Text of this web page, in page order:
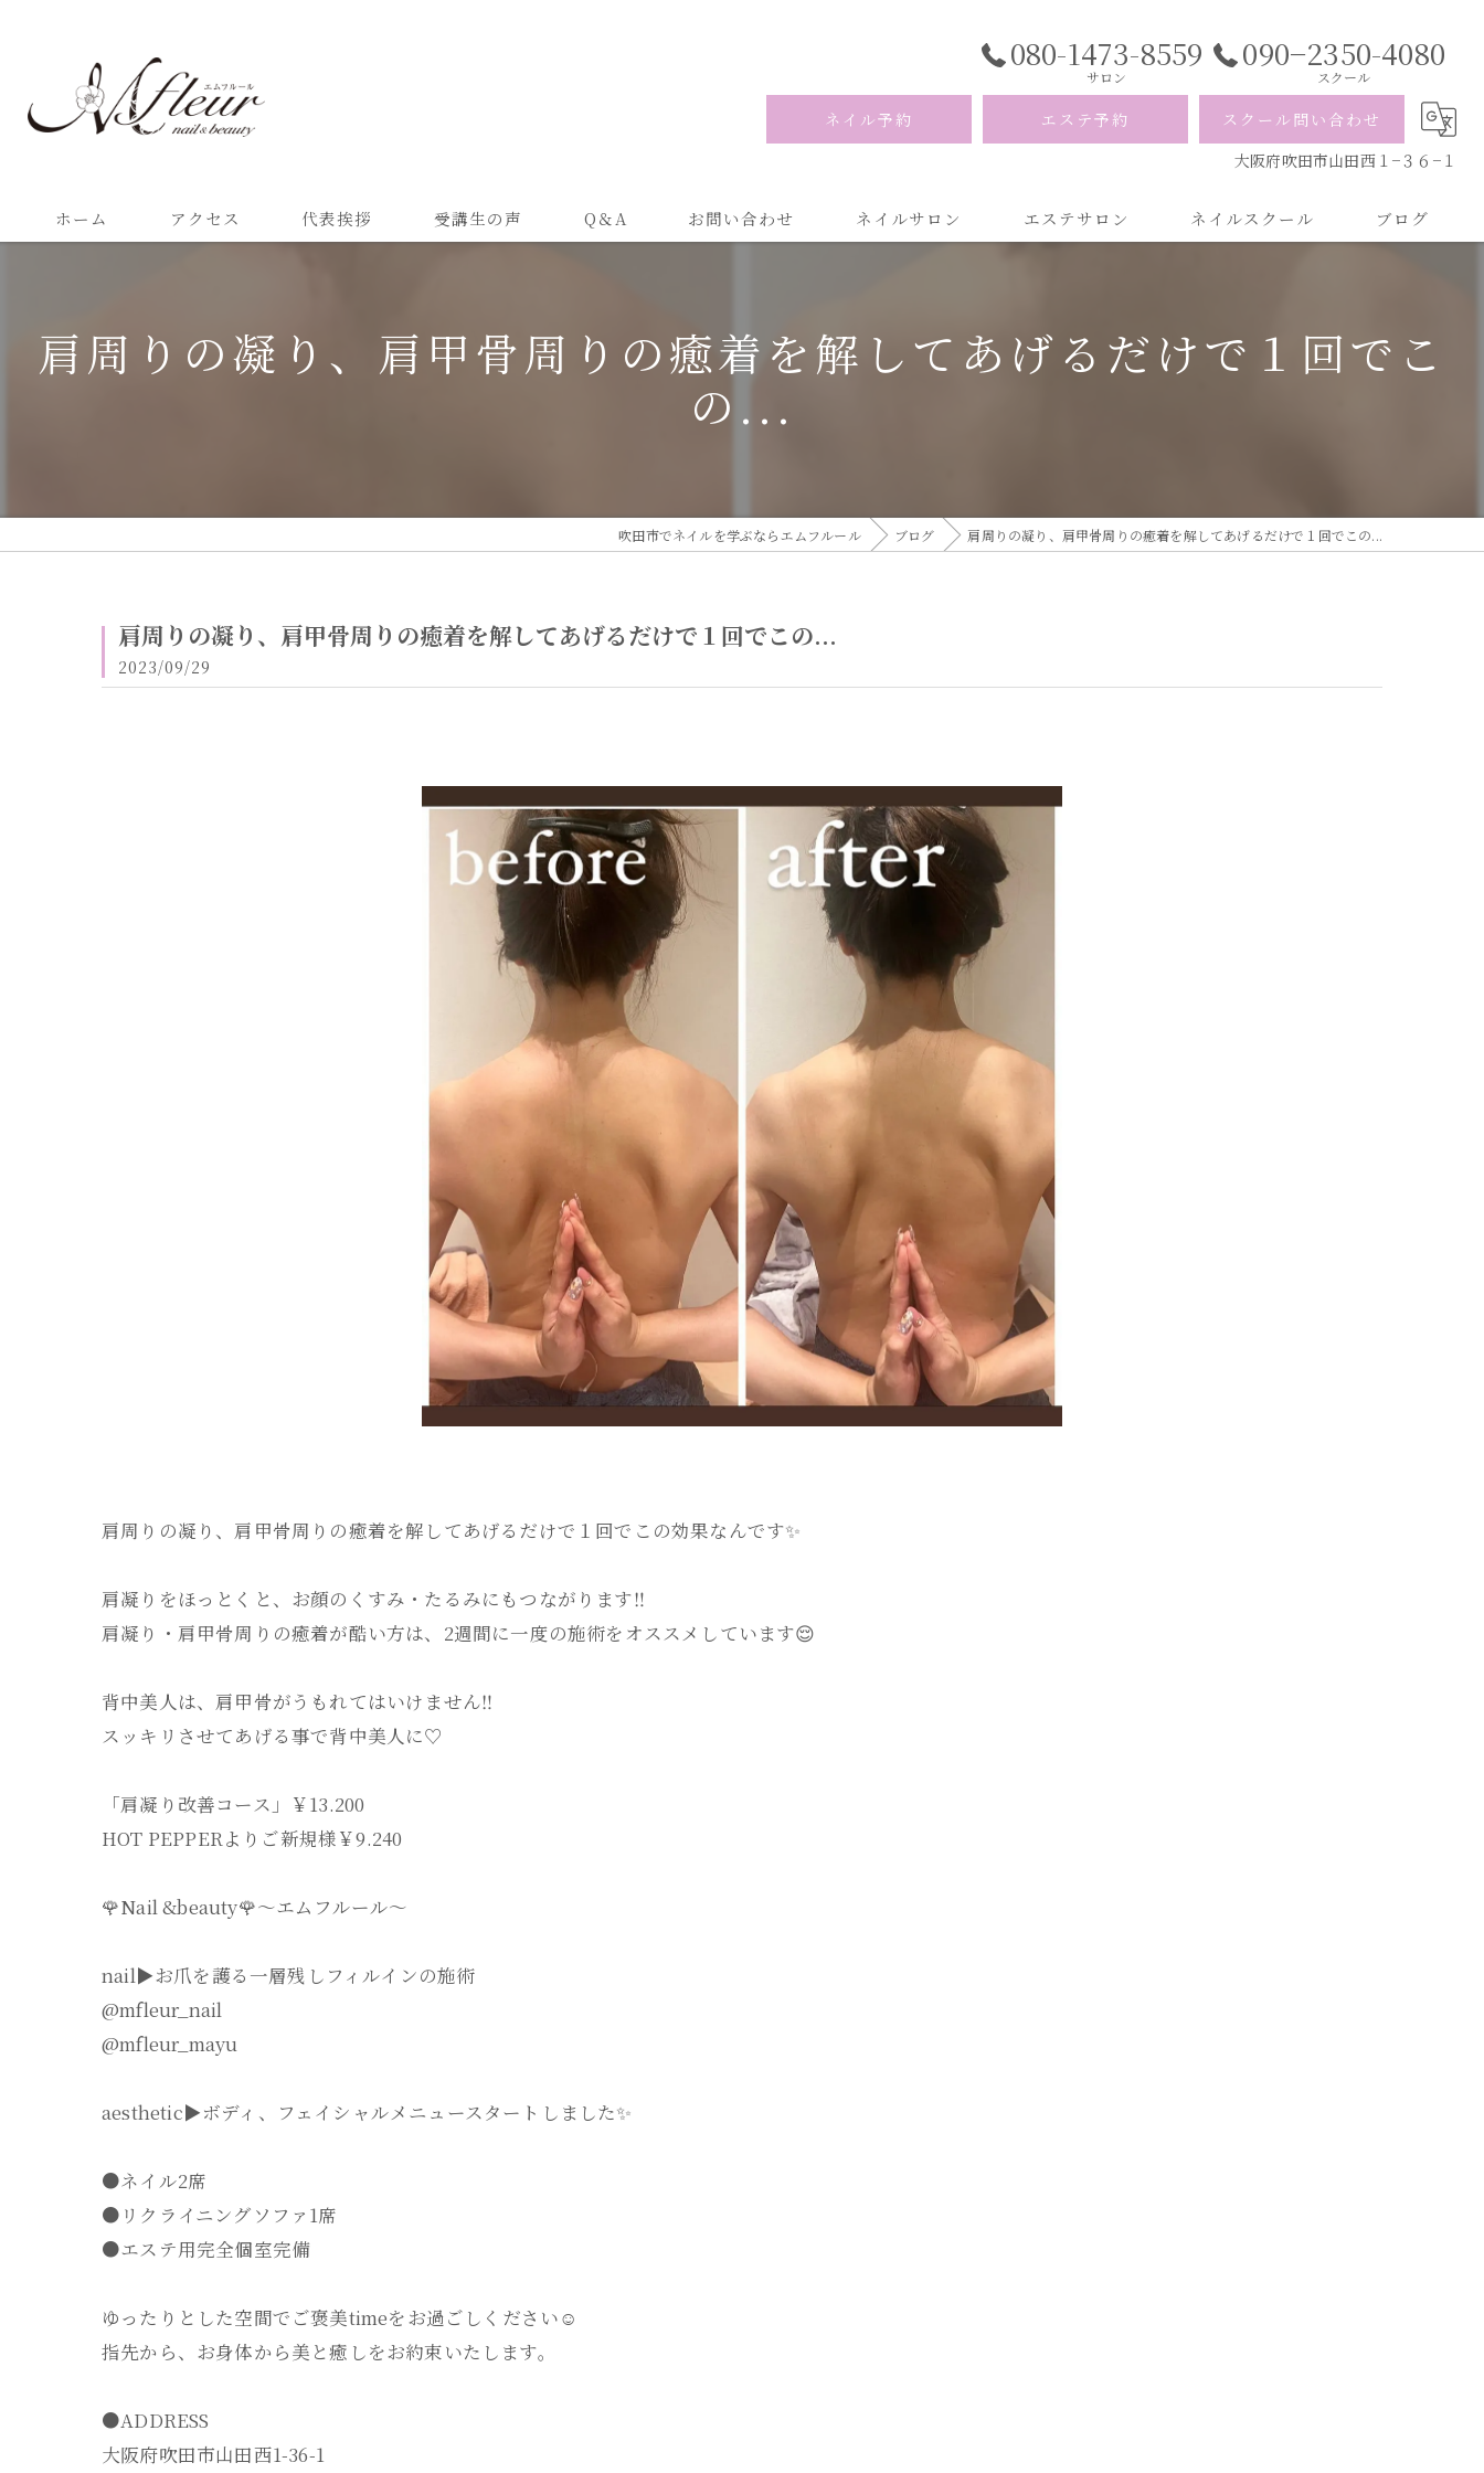
080-1473-8559
サロン
090−2350-4080
スクール
ネイル予約 スクール問い合わせ
エステ予約
大阪府吹田市山田西１−３６−１
ホーム アクセス 代表挨拶 受講生の声 Q＆A お問い合わせ ネイルサロン エステサロン ネイルスクール ブログ
肩周りの凝り、肩甲骨周りの癒着を解してあげるだけで１回でこ
の...
吹田市でネイルを学ぶならエムフルール ブログ 肩周りの凝り、肩甲骨周りの癒着を解してあげるだけで１回でこの...
肩周りの凝り、肩甲骨周りの癒着を解してあげるだけで１回でこの...
2023/09/29
肩周りの凝り、肩甲骨周りの癒着を解してあげるだけで１回でこの効果なんです✨
肩凝りをほっとくと、お顔のくすみ・たるみにもつながります‼️
肩凝り・肩甲骨周りの癒着が酷い方は、2週間に一度の施術をオススメしています😌
背中美人は、肩甲骨がうもれてはいけません‼️
スッキリさせてあげる事で背中美人に♡
「肩凝り改善コース」￥13.200
HOT PEPPERよりご新規様￥9.240
🌹Nail &beauty🌹〜エムフルール〜
nail▶︎お爪を護る一層残しフィルインの施術
@mfleur_nail
@mfleur_mayu
aesthetic▶︎ボディ、フェイシャルメニュースタートしました✨
●ネイル2席
●リクライニングソファ1席
●エステ用完全個室完備
ゆったりとした空間でご褒美timeをお過ごしください☺️
指先から、お身体から美と癒しをお約束いたします。
●ADDRESS
大阪府吹田市山田西1-36-1